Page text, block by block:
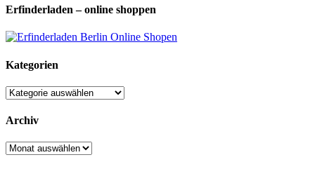
Erfinderladen – online shoppen
Kategorien
Kategorien
Archiv
Archiv